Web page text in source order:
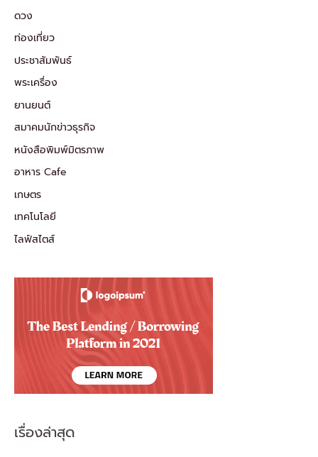
ดวง
ท่องเที่ยว
ประชาสัมพันธ์
พระเครื่อง
ยานยนต์
สมาคมนักข่าวธุรกิจ
หนังสือพิมพ์มิตรภาพ
อาหาร Cafe
เกษตร
เทคโนโลยี
ไลฟ์สไตส์
เรื่องล่าสุด